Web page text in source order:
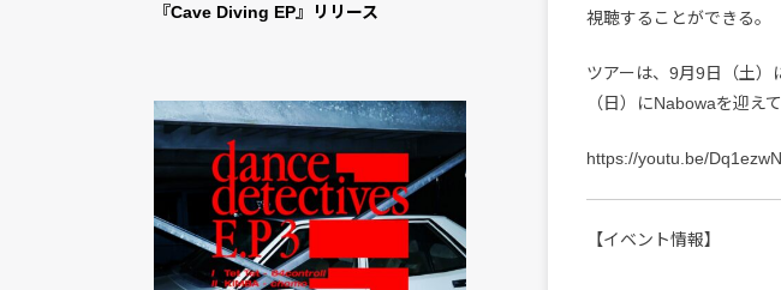
『Cave Diving EP』リリース
視聴することができる。
ツアーは、9月9日（土）
（日）にNabowaを迎え
https://youtu.be/
【イベント情報】